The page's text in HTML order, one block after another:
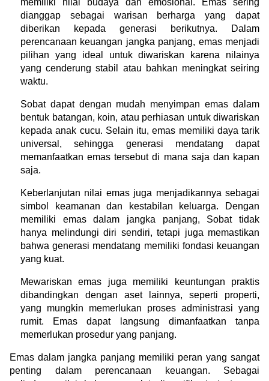
memiliki nilai budaya dan emosional. Emas sering
dianggap sebagai warisan berharga yang dapat
diberikan kepada generasi berikutnya. Dalam
perencanaan keuangan jangka panjang, emas menjadi
pilihan yang ideal untuk diwariskan karena nilainya
yang cenderung stabil atau bahkan meningkat seiring
waktu.
Sobat dapat dengan mudah menyimpan emas dalam
bentuk batangan, koin, atau perhiasan untuk diwariskan
kepada anak cucu. Selain itu, emas memiliki daya tarik
universal, sehingga generasi mendatang dapat
memanfaatkan emas tersebut di mana saja dan kapan
saja.
Keberlanjutan nilai emas juga menjadikannya sebagai
simbol keamanan dan kestabilan keluarga. Dengan
memiliki emas dalam jangka panjang, Sobat tidak
hanya melindungi diri sendiri, tetapi juga memastikan
bahwa generasi mendatang memiliki fondasi keuangan
yang kuat.
Mewariskan emas juga memiliki keuntungan praktis
dibandingkan dengan aset lainnya, seperti properti,
yang mungkin memerlukan proses administrasi yang
rumit. Emas dapat langsung dimanfaatkan tanpa
memerlukan prosedur yang panjang.
Emas dalam jangka panjang memiliki peran yang sangat
penting dalam perencanaan keuangan. Sebagai